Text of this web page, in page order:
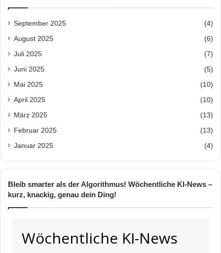
September 2025 (4)
August 2025 (6)
Juli 2025 (7)
Juni 2025 (5)
Mai 2025 (10)
April 2025 (10)
März 2025 (13)
Februar 2025 (13)
Januar 2025 (4)
Bleib smarter als der Algorithmus! Wöchentliche KI-News –
kurz, knackig, genau dein Ding!
Wöchentliche KI-News